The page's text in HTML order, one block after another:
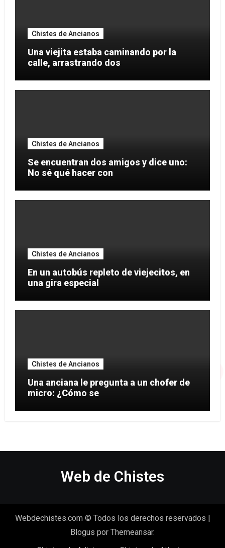
Chistes de Ancianos
Una viejita estaba caminando por la
calle, arrastrando dos
Chistes de Ancianos
Se encuentran dos amigos y dice uno:
No sé qué hacer con
Chistes de Ancianos
En un autobús repleto de viejecitos, en
una gira especial
Chistes de Ancianos
Una anciana le pregunta a un chofer de
micro: ¿Cómo se
Web de Chistes
Webdechistes.com © Todos los derechos reservados
Blogus por Themeansar.